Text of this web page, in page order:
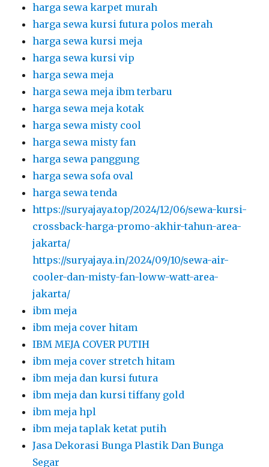
harga sewa karpet murah
harga sewa kursi futura polos merah
harga sewa kursi meja
harga sewa kursi vip
harga sewa meja
harga sewa meja ibm terbaru
harga sewa meja kotak
harga sewa misty cool
harga sewa misty fan
harga sewa panggung
harga sewa sofa oval
harga sewa tenda
https://suryajaya.top/2024/12/06/sewa-kursi-
crossback-harga-promo-akhir-tahun-area-
jakarta/
https://suryajaya.in/2024/09/10/sewa-air-
cooler-dan-misty-fan-loww-watt-area-
jakarta/
ibm meja
ibm meja cover hitam
IBM MEJA COVER PUTIH
ibm meja cover stretch hitam
ibm meja dan kursi futura
ibm meja dan kursi tiffany gold
ibm meja hpl
ibm meja taplak ketat putih
Jasa Dekorasi Bunga Plastik Dan Bunga
Segar